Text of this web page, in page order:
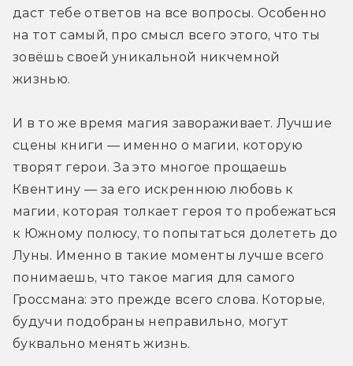
даст тебе ответов на все вопросы. Особенно
на тот самый, про смысл всего этого, что ты
зовёшь своей уникальной никчемной
жизнью.
И в то же время магия завораживает. Лучшие
сцены книги — именно о магии, которую
творят герои. За это многое прощаешь
Квентину — за его искреннюю любовь к
магии, которая толкает героя то пробежаться
к Южному полюсу, то попытаться долететь до
Луны. Именно в такие моменты лучше всего
понимаешь, что такое магия для самого
Гроссмана: это прежде всего слова. Которые,
будучи подобраны неправильно, могут
буквально менять жизнь.